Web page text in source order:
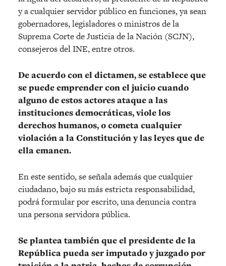
y a cualquier servidor público en funciones, ya sean
gobernadores, legisladores o ministros de la
Suprema Corte de Justicia de la Nación (SCJN),
consejeros del INE, entre otros.
De acuerdo con el dictamen, se establece que
se puede emprender con el juicio cuando
alguno de estos actores ataque a las
instituciones democráticas, viole los
derechos humanos, o cometa cualquier
violación a la Constitución y las leyes que de
ella emanen.
En este sentido, se señala además que cualquier
ciudadano, bajo su más estricta responsabilidad,
podrá formular por escrito, una denuncia contra
una persona servidora pública.
Se plantea también que el presidente de la
República pueda ser imputado y juzgado por